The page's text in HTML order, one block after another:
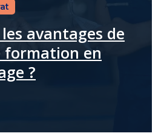
avantages de
formation en
?